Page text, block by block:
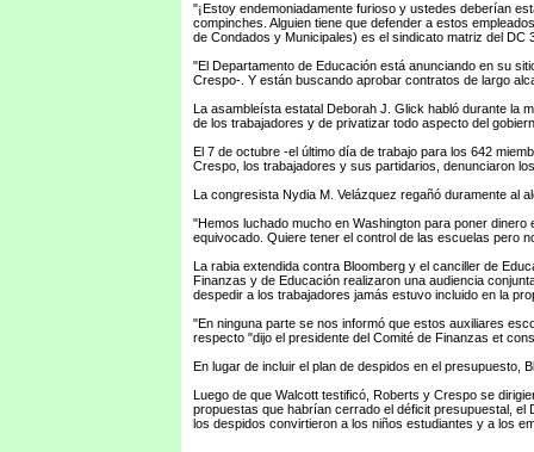
"¡Estoy endemoniadamente furioso y ustedes deberían
compinches. Alguien tiene que defender a estos
de Condados y Municipales) es el sindicato matriz del DC
"El Departamento de Educación está anunciando en su
Crespo-. Y están buscando aprobar contratos de largo
La asambleísta estatal Deborah J. Glick habló durante la
de los trabajadores y de privatizar todo aspecto del
El 7 de octubre -el último día de trabajo para los 642
Crespo, los trabajadores y sus partidarios, denunciaron
La congresista Nydia M. Velázquez regañó duramente al
"Hemos luchado mucho en Washington para poner
equivocado. Quiere tener el control de las escuelas pero
La rabia extendida contra Bloomberg y el canciller de
Finanzas y de Educación realizaron una audiencia
despedir a los trabajadores jamás estuvo incluido en la
"En ninguna parte se nos informó que estos auxiliares
respecto "dijo el presidente del Comité de Finanzas et
En lugar de incluir el plan de despidos en el presupuesto,
Luego de que Walcott testificó, Roberts y Crespo se
propuestas que habrían cerrado el déficit presupuestal,
los despidos convirtieron a los niños estudiantes y a los